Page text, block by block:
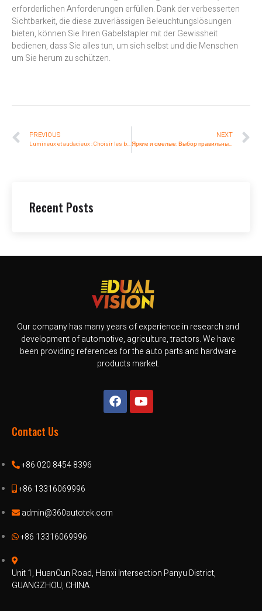
erforderlichen Anforderungen erfüllen. Dank der verbesserten
Sichtbarkeit, die diese zuverlässigen Beleuchtungslösungen
bieten, können Sie Ihren Gabelstapler mit der Gewissheit
bedienen, dass Sie alles tun, um sich selbst und die Menschen
um Sie herum zu schützen.
PREVIOUS
Lumineux et audacieux : Choisir les bons feux arrière tricolores pour votre chariot élévateur à fourche
NEXT
Яркие и смелые: Выбор правильных трехцветных задних фонарей для вашего погрузчика
Recent Posts
Our company has many years of experience in research and
development of automotive, agriculture, tractors. We have
been providing references for the auto parts and hardware
products market.
Contact Us
+86 020 8454 8396
+86 13316069996
admin@360autotek.com
+86 13316069996
Unit 1, HuanCun Road, Hanxi Intersection Panyu District,
GUANGZHOU, CHINA